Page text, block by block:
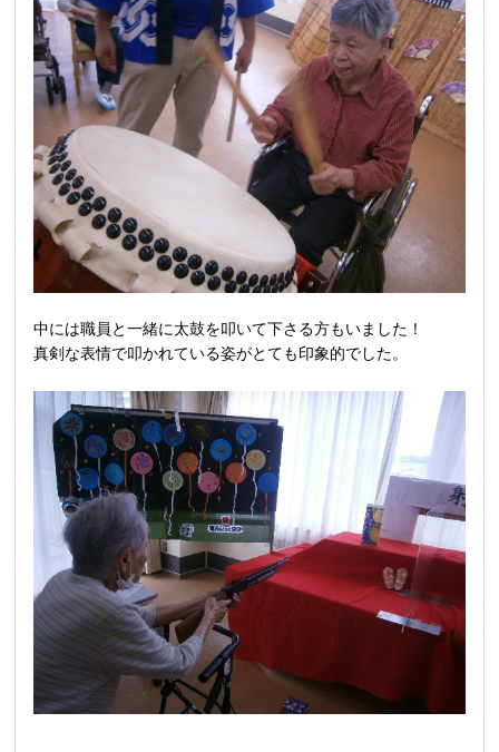
中には職員と一緒に太鼓を叩いて下さる方もいました！
真剣な表情で叩かれている姿がとても印象的でした。